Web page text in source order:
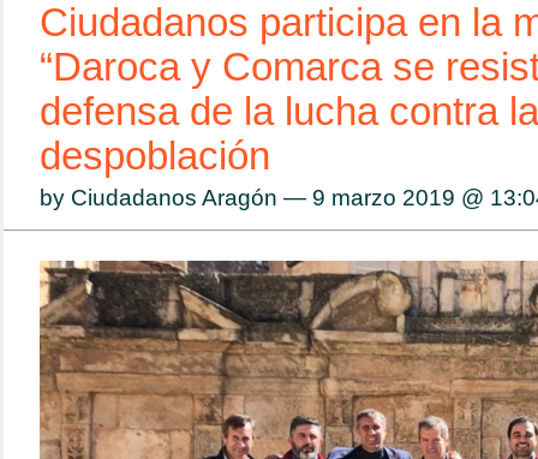
Ciudadanos participa en la
“Daroca y Comarca se
defensa de la lucha contra la
despoblación
by Ciudadanos Aragón — 9 marzo 2019 @